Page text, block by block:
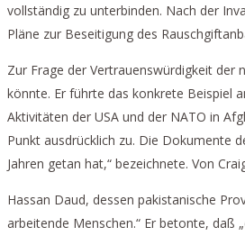
vollständig zu unterbinden. Nach der
Pläne zur Beseitigung des
Zur Frage der Vertrauenswürdigkeit der
könnte. Er führte das konkrete Beispiel
Aktivitäten der USA und der NATO in
Punkt ausdrücklich zu. Die Dokumente
Jahren getan hat,“ bezeichnete. Von
Hassan Daud, dessen pakistanische
arbeitende Menschen.“ Er betonte, daß